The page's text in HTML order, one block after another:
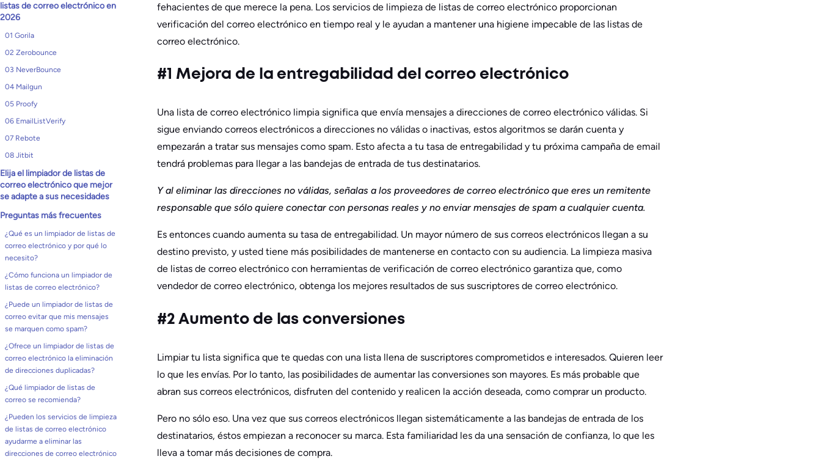
listas de correo electrónico en
2026
01 Gorila
02 Zerobounce
03 NeverBounce
04 Mailgun
05 Proofy
06 EmailListVerify
07 Rebote
08 Jitbit
Elija el limpiador de listas de
correo electrónico que mejor
se adapte a sus necesidades
Preguntas más frecuentes
¿Qué es un limpiador de listas de
correo electrónico y por qué lo
necesito?
¿Cómo funciona un limpiador de
listas de correo electrónico?
¿Puede un limpiador de listas de
correo evitar que mis mensajes
se marquen como spam?
¿Ofrece un limpiador de listas de
correo electrónico la eliminación
de direcciones duplicadas?
¿Qué limpiador de listas de
correo se recomienda?
¿Pueden los servicios de limpieza
de listas de correo electrónico
ayudarme a eliminar las
direcciones de correo electrónico
fehacientes de que merece la pena. Los servicios de limpieza de listas de correo electrónico proporcionan
verificación del correo electrónico en tiempo real y le ayudan a mantener una higiene impecable de las listas de
correo electrónico.
#1 Mejora de la entregabilidad del correo electrónico
Una lista de correo electrónico limpia significa que envía mensajes a direcciones de correo electrónico válidas. Si
sigue enviando correos electrónicos a direcciones no válidas o inactivas, estos algoritmos se darán cuenta y
empezarán a tratar sus mensajes como spam. Esto afecta a tu tasa de entregabilidad y tu próxima campaña de email
tendrá problemas para llegar a las bandejas de entrada de tus destinatarios.
Y al eliminar las direcciones no válidas, señalas a los proveedores de correo electrónico que eres un remitente
responsable que sólo quiere conectar con personas reales y no enviar mensajes de spam a cualquier cuenta.
Es entonces cuando aumenta su tasa de entregabilidad. Un mayor número de sus correos electrónicos llegan a su
destino previsto, y usted tiene más posibilidades de mantenerse en contacto con su audiencia. La limpieza masiva
de listas de correo electrónico con herramientas de verificación de correo electrónico garantiza que, como
vendedor de correo electrónico, obtenga los mejores resultados de sus suscriptores de correo electrónico.
#2 Aumento de las conversiones
Limpiar tu lista significa que te quedas con una lista llena de suscriptores comprometidos e interesados. Quieren leer
lo que les envías. Por lo tanto, las posibilidades de aumentar las conversiones son mayores. Es más probable que
abran sus correos electrónicos, disfruten del contenido y realicen la acción deseada, como comprar un producto.
Pero no sólo eso. Una vez que sus correos electrónicos llegan sistemáticamente a las bandejas de entrada de los
destinatarios, éstos empiezan a reconocer su marca. Esta familiaridad les da una sensación de confianza, lo que les
lleva a tomar más decisiones de compra.